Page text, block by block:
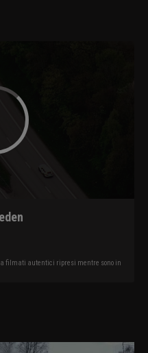
filmati autentici ripresi mentre sono in